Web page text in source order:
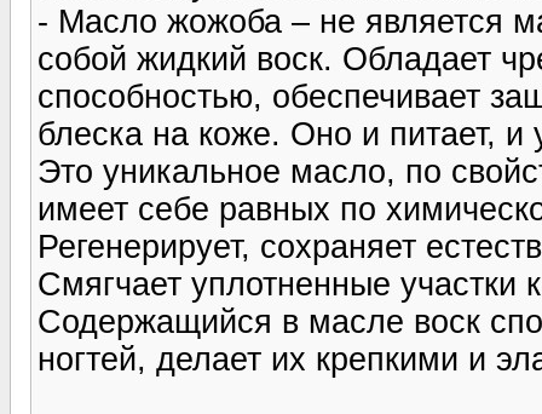
- Масло жожоба – не является
собой жидкий воск. Обладает
способностью, обеспечивает
блеска на коже. Оно и питает, и
Это уникальное масло, по
имеет себе равных по
Регенерирует, сохраняет
Смягчает уплотненные участки
Содержащийся в масле воск
ногтей, делает их крепкими и